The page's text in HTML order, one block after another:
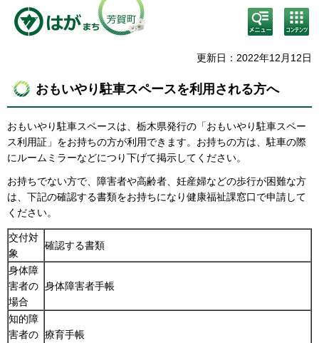
検
索・
メニ
コン
テン
ニュ
更新日：2022年12月12日
おもいやり駐車スペースを利用される方へ
おもいやり駐車スペースは、栃木県発行の「おもいやり駐車スペー
ス利用証」をお持ちの方が利用できます。お持ちの方は、駐車の際
にルームミラーなどにつり下げて掲示してください。
お持ちでない方で、障害者や高齢者、妊産婦などの歩行が困難な方
は、下記の確認する書類をお持ちになり健康福祉課窓口で申請して
ください。
交付対
象
確認する書類
身体障
害者の
場合
身体障害者手帳
知的障
害者の 療育手帳